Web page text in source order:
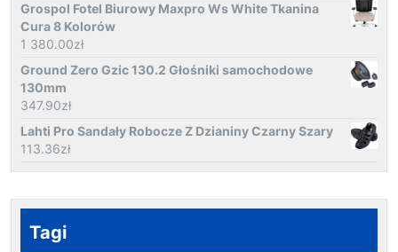
Grospol Fotel Biurowy Maxpro Ws White Tkanina
Cura 8 Kolorów
1 380.00zł
Ground Zero Gzic 130.2 Głośniki samochodowe
130mm
347.90zł
Lahti Pro Sandały Robocze Z Dzianiny Czarny Szary
113.36zł
Tagi